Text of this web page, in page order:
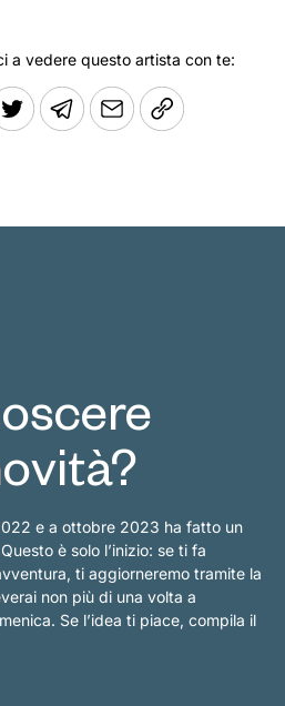
a vedere questo artista con te:
e a ottobre 2023 ha fatto un
è solo l’inizio: se ti fa
ti aggiorneremo tramite la
non più di una volta a
Se l’idea ti piace, compila il